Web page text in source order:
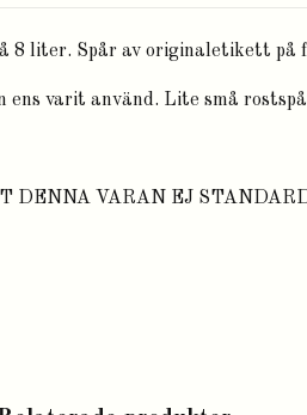
8 liter. Spår av originaletikett på
varit använd. Lite små
DENNA VARAN EJ